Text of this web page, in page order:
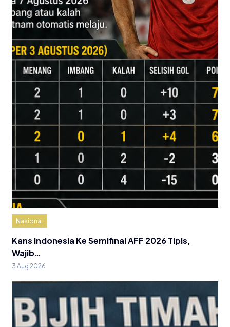
Nasional
Kans Indonesia Ke Semifinal AFF 2026 Tipis,
Wajib…
3 Aug 2026